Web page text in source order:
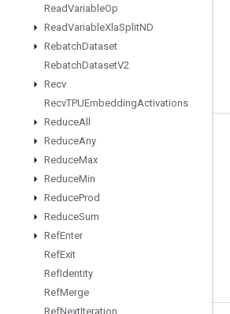
ReadVariableOp
ReadVariableXlaSplitND
RebatchDataset
RebatchDatasetV2
Recv
RecvTPUEmbeddingActivations
ReduceAll
ReduceAny
ReduceMax
ReduceMin
ReduceProd
ReduceSum
RefEnter
RefExit
RefIdentity
RefMerge
RefNextIteration
Мы в социальных сетях
Форум
GitHub
YouTube